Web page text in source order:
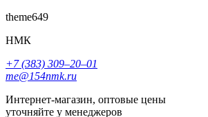
theme649
НМК
+7 (383) 309‒20‒01
me@154nmk.ru
Интернет-магазин, оптовые цены
уточняйте у менеджеров